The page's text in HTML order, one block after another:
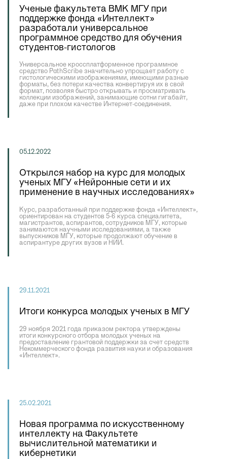
Ученые факультета ВМК МГУ при
поддержке фонда «Интеллект»
разработали универсальное
программное средство для обучения
студентов-гистологов
Универсальное кроссплатформенное программное
средство PathScribe значительно упрощает работу с
гистологическими изображениями, имеющими разные
форматы, без потери качества конвертируя их в свой
формат, позволяя быстро открывать и просматривать
коллекции изображений, занимающие сотни гигабайт,
даже при плохом качестве Интернет-соединения.
05.12.2022
Открылся набор на курс для молодых
ученых МГУ «Нейронные сети и их
применение в научных исследованиях»
Курс, разработанный при поддержке фонда «Интеллект»,
ориентирован на студентов 5-6 курса специалитета,
магистрантов, аспирантов, сотрудников МГУ, которые
занимаются научными исследованиями, а также
выпускников МГУ, которые продолжают обучение в
аспирантуре других вузов и НИИ.
29.11.2021
Итоги конкурса молодых ученых в МГУ
29 ноября 2021 года приказом ректора утверждены
итоги конкурсного отбора молодых ученых на
предоставление грантовой поддержки за счет средств
Некоммерческого фонда развития науки и образования
«Интеллект».
25.02.2021
Новая программа по искусственному
интеллекту на Факультете
вычислительной математики и
кибернетики